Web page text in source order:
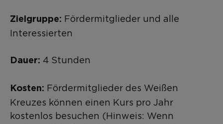
Zielgruppe: Fördermitglieder und alle
Interessierten
Dauer: 4 Stunden
Kosten: Fördermitglieder des Weißen
Kreuzes können einen Kurs pro Jahr
kostenlos besuchen (Hinweis: Wenn